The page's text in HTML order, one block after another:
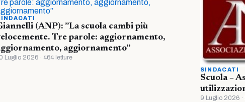
(ANP): ”La scuola cambi più
Tre parole: aggiornamento,
aggiornamento”
Luglio 2026 · 464 letture
SINDACATI
Scuola –
9 Luglio 2026 ·